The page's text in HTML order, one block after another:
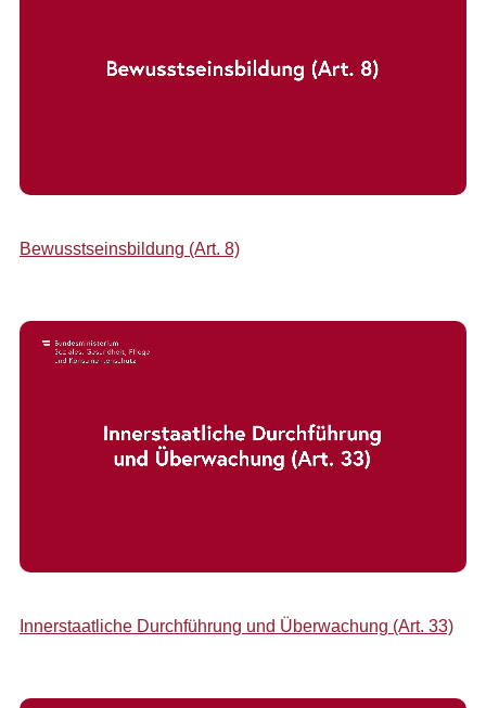
Bewusstseinsbildung (Art. 8)
Innerstaatliche Durchführung und Überwachung (Art. 33)